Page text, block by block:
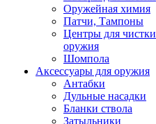
Оружейная химия
Патчи, Тампоны
Центры для чистки
оружия
Шомпола
Аксессуары для оружия
Антабки
Дульные насадки
Бланки ствола
Затыльники